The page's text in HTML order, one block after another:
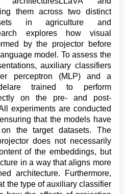
them across two distinct
in agriculture and
explores how visual
by the projector before
model. To assess the
auxiliary classifiers
perceptron (MLP) and a
trained to perform
on the pre- and post-
experiments are conducted
that the models have
the target datasets. The
does not necessarily
of the embeddings, but
in a way that aligns more
architecture. Furthermore,
the type of auxiliary classifier